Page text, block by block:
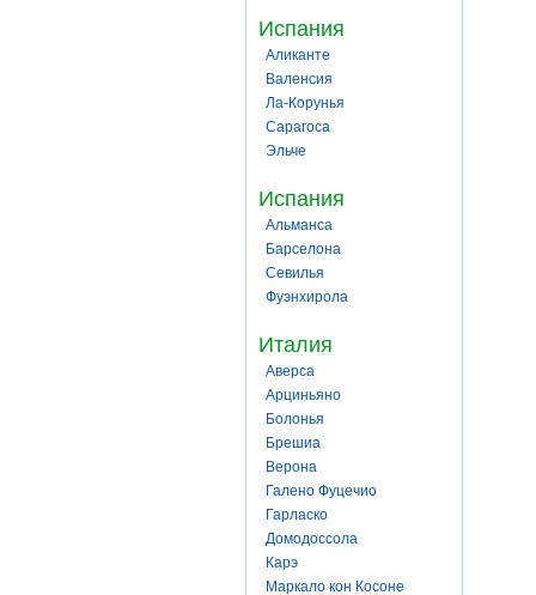
Испания
Аликанте
Валенсия
Ла-Корунья
Сарагоса
Эльче
Испания
Альманса
Барселона
Севилья
Фуэнхирола
Италия
Аверса
Арциньяно
Болонья
Брешиа
Верона
Галено Фуцечио
Гарласко
Домодоссола
Карэ
Маркало кон Косоне